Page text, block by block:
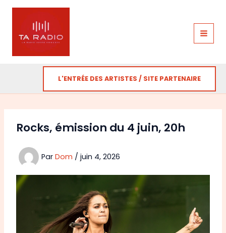
Aller
L'ENTRÉE DES ARTISTES / SITE PARTENAIRE
Rocks, émission du 4 juin, 20h
Par Dom / juin 4, 2026